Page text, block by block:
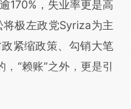
170%，失业率更是高
极左政党Syriza为主
紧缩政策、勾销大笔
“赖账”之外，更是引